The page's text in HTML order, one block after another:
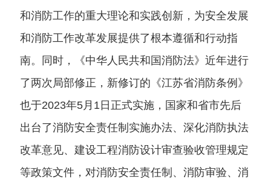
和消防工作的重大理论和实践创新，为安全发展
和消防工作改革发展提供了根本遵循和行动指
南。同时，《中华人民共和国消防法》近年进行
了两次局部修正，新修订的《江苏省消防条例》
也于2023年5月 1日正式实施，国家和省市先后
出台了消防安全责任制实施办法、深化消防执法
改革意见、建设工程消防设计审查验收管理规定
等政策文件，对消防安全责任制、消防审验、消